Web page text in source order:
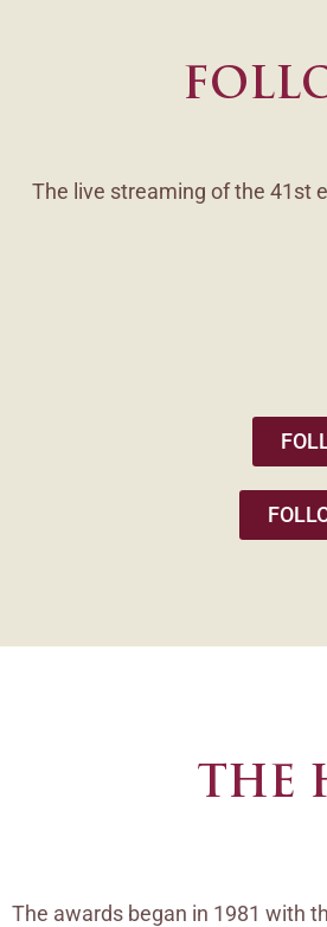
The live streaming of the 41st
THE
The awards began in 1981 with